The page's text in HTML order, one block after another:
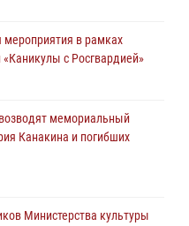
Росгвардии
помощь
пресечена
реабилитационный центр
мероприятия в рамках
с Росгвардией»
мемориальный
Канакина и погибших
Министерства культуры